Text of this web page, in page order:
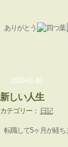
ありがとう
2009-01-10
新しい人生
カテゴリー： 日記
転職して5ヶ月が経ち